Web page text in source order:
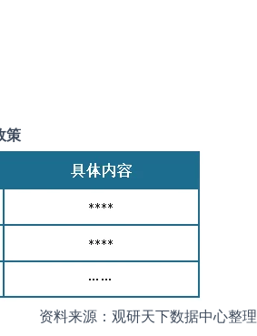
策
资料来源：观研天下数据中心整理